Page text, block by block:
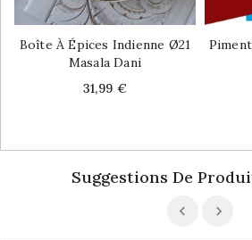
Boîte À Épices Indienne Ø21
Masala Dani
Price
31,99 €
Suggestions De